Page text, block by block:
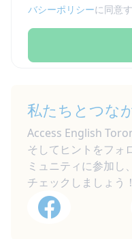
バシーポリシーに同意
私たちとつな
Access English
そしてヒントをフォ
ミュニティに参加し
チェックしましょう！